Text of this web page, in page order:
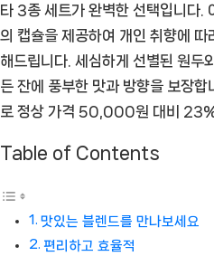
타 3종 세트가 완벽한 선택입니다.
의 캡슐을 제공하여 개인 취향에
해드립니다. 세심하게 선별된 원두
든 잔에 풍부한 맛과 방향을 보장
로 정상 가격 50,000원 대비 23%
Table of Contents
맛있는 블렌드를 만나보세요
편리하고 효율적